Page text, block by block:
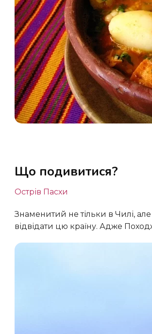
Що подивитися?
Острів Пасхи
Знаменитий не тільки в Чилі, але і в усьому світі. Побачити містичні статуї моаї варто кожному, хто вирішить
відвідати цю країну. Адже